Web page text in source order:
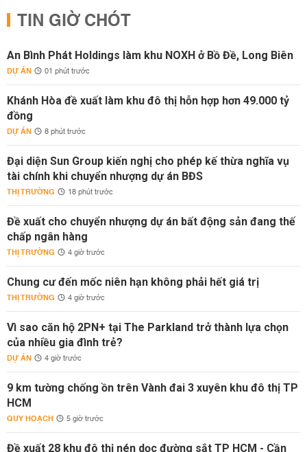
TIN GIỜ CHÓT
An Bình Phát Holdings làm khu NOXH ở Bồ Đề, Long Biên
DỰ ÁN 01 phút trước
Khánh Hòa đề xuất làm khu đô thị hỗn hợp hơn 49.000 tỷ
đồng
DỰ ÁN 8 phút trước
Đại diện Sun Group kiến nghị cho phép kế thừa nghĩa vụ
tài chính khi chuyển nhượng dự án BĐS
THỊ TRƯỜNG 18 phút trước
Đề xuất cho chuyển nhượng dự án bất động sản đang thế
chấp ngân hàng
THỊ TRƯỜNG 4 giờ trước
Chung cư đến mốc niên hạn không phải hết giá trị
THỊ TRƯỜNG 4 giờ trước
Vì sao căn hộ 2PN+ tại The Parkland trở thành lựa chọn
của nhiều gia đình trẻ?
DỰ ÁN 4 giờ trước
9 km tường chống ồn trên Vành đai 3 xuyên khu đô thị TP
HCM
QUY HOẠCH 5 giờ trước
Đề xuất 28 khu đô thị nén dọc đường sắt TP HCM - Cần